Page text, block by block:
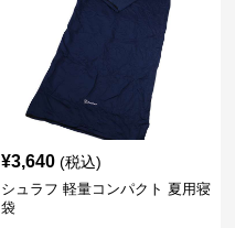
¥3,640 (税込)
シュラフ 軽量コンパクト 夏用寝
袋